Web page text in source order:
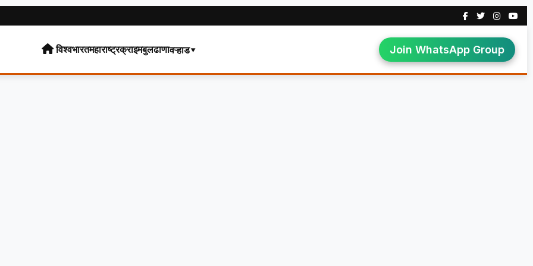
विश्वभारतमहाराष्ट्रक्राइमबुलढाणावऱ्हाड▾ Join WhatsApp Group